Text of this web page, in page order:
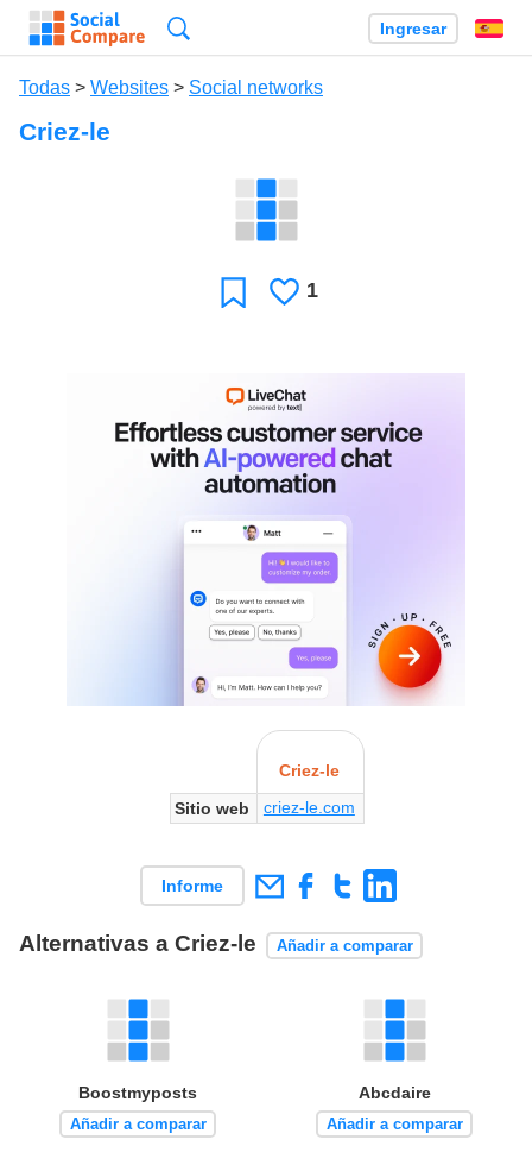
Ingresar
Todas > Websites > Social networks
Criez-le
Favoritos
Le
1
Criez-le
Sitio web
criez-le.com
Informe
Alternativas a Criez-le Añadir a comparar
Boostmyposts
Añadir a comparar
Abcdaire
Añadir a comparar